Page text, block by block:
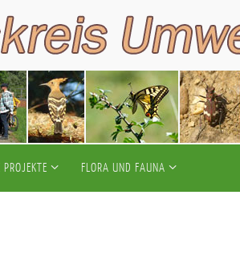
PROJEKTE FLORA UND FAUNA